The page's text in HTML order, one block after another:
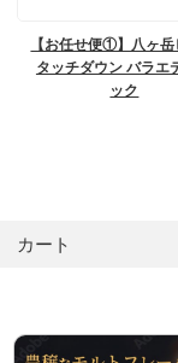
【お任せ便①】八ヶ
タッチダウン バラエ
ック
カート